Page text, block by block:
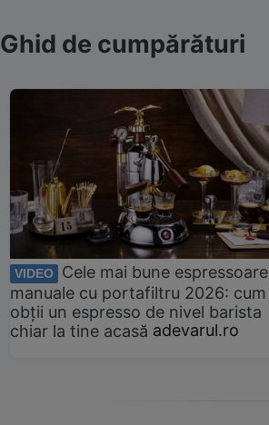
Ghid de cumpărături
VIDEO
Cele mai bune espressoare
manuale cu portafiltru 2026: cum
obții un espresso de nivel barista
chiar la tine acasă adevarul.ro